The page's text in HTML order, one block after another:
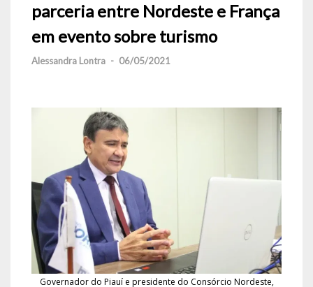
parceria entre Nordeste e França
em evento sobre turismo
Alessandra Lontra - 06/05/2021
Governador do Piauí e presidente do Consórcio Nordeste,